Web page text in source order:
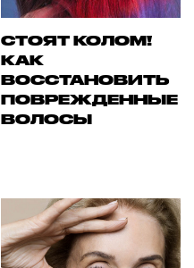
СТОЯТ КОЛОМ!
КАК
ВОССТАНОВИТЬ
ПОВРЕЖДЕННЫЕ
ВОЛОСЫ